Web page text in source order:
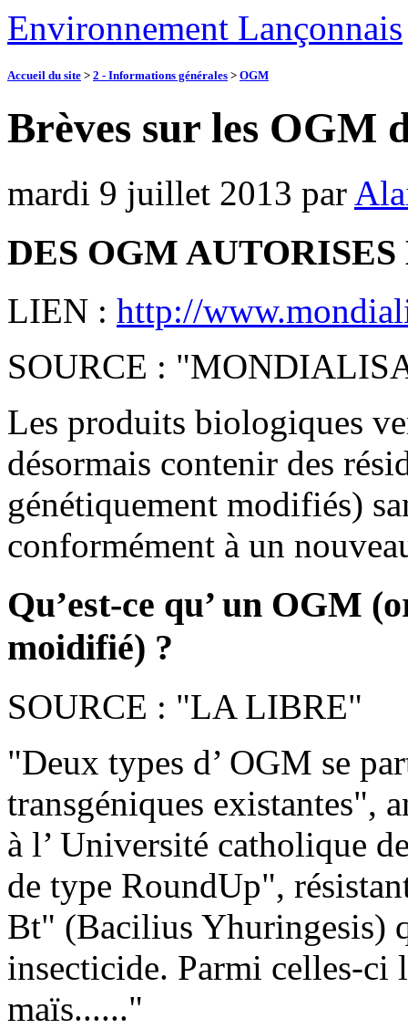
Environnement Lançonnais
Accueil du site > 2 - Informations générales > OGM
Brèves sur les OGM
mardi 9 juillet 2013 par
DES OGM
LIEN : http://
SOURCE :
Les produits biologiques
désormais contenir des
génétiquement modifiés)
conformément à un
Qu’est-ce qu’ un OGM
moidifié) ?
SOURCE : "LA LIBRE"
"Deux types d’ OGM se
transgéniques existantes",
à l’ Université catholique
de type RoundUp",
Bt" (Bacilius Yhuringesis)
insecticide. Parmi celles-ci
maïs......"